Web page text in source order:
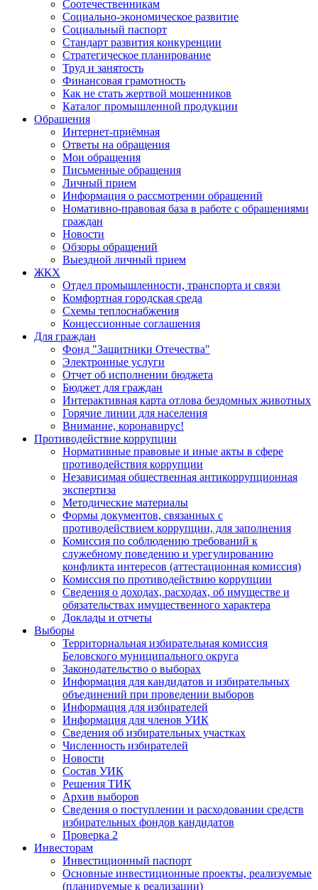
Соотечественникам
Социально-экономическое развитие
Социальный паспорт
Стандарт развития конкуренции
Стратегическое планирование
Труд и занятость
Финансовая грамотность
Как не стать жертвой мошенников
Каталог промышленной продукции
Обращения
Интернет-приёмная
Ответы на обращения
Мои обращения
Письменные обращения
Личный прием
Информация о рассмотрении обращений
Номативно-правовая база в работе с обращениями
граждан
Новости
Обзоры обращений
Выездной личный прием
ЖКХ
Отдел промышленности, транспорта и связи
Комфортная городская среда
Схемы теплоснабжения
Концессионные соглашения
Для граждан
Фонд "Защитники Отечества"
Электронные услуги
Отчет об исполнении бюджета
Бюджет для граждан
Интерактивная карта отлова бездомных животных
Горячие линии для населения
Внимание, коронавирус!
Противодействие коррупции
Нормативные правовые и иные акты в сфере
противодействия коррупции
Независимая общественная антикоррупционная
экспертиза
Методические материалы
Формы документов, связанных с
противодействием коррупции, для заполнения
Комиссия по соблюдению требований к
служебному поведению и урегулированию
конфликта интересов (аттестационная комиссия)
Комиссия по противодействию коррупции
Сведения о доходах, расходах, об имуществе и
обязательствах имущественного характера
Доклады и отчеты
Выборы
Территориальная избирательная комиссия
Беловского муниципального округа
Законодательство о выборах
Информация для кандидатов и избирательных
объединений при проведении выборов
Информация для избирателей
Информация для членов УИК
Сведения об избирательных участках
Численность избирателей
Новости
Состав УИК
Решения ТИК
Архив выборов
Сведения о поступлении и расходовании средств
избирательных фондов кандидатов
Проверка 2
Инвесторам
Инвестиционный паспорт
Основные инвестиционные проекты, реализуемые
(планируемые к реализации)